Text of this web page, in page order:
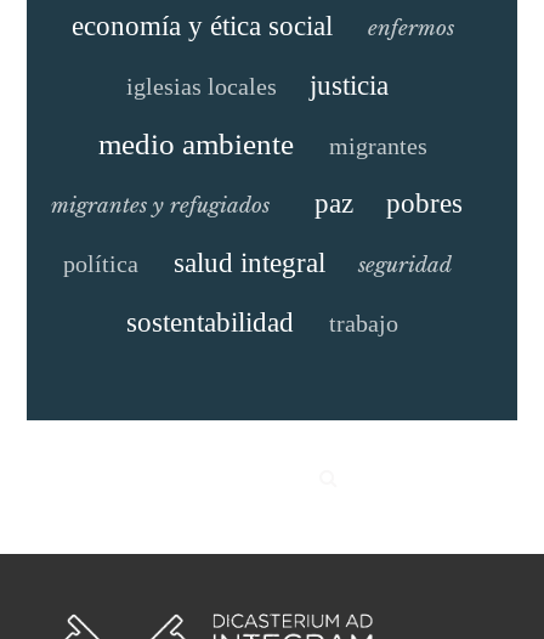
economía y ética social enfermos
iglesias locales justicia
medio ambiente migrantes
migrantes y refugiados paz pobres
política salud integral seguridad
sostentabilidad trabajo